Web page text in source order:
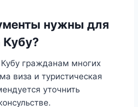
нужны для
Кубу?
гражданам многих
виза и туристическая
уточнить